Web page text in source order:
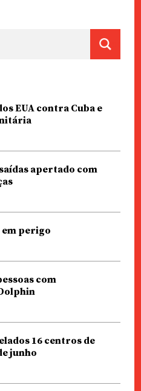
EUA contra Cuba e
apertado com
perigo
com
16 centros de
junho